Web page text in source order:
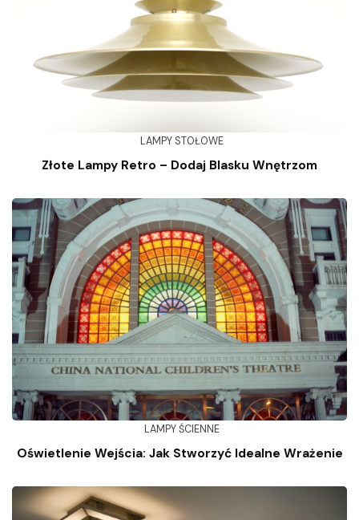
LAMPY STOŁOWE
Złote Lampy Retro – Dodaj Blasku Wnętrzom
LAMPY ŚCIENNE
Oświetlenie Wejścia: Jak Stworzyć Idealne Wrażenie